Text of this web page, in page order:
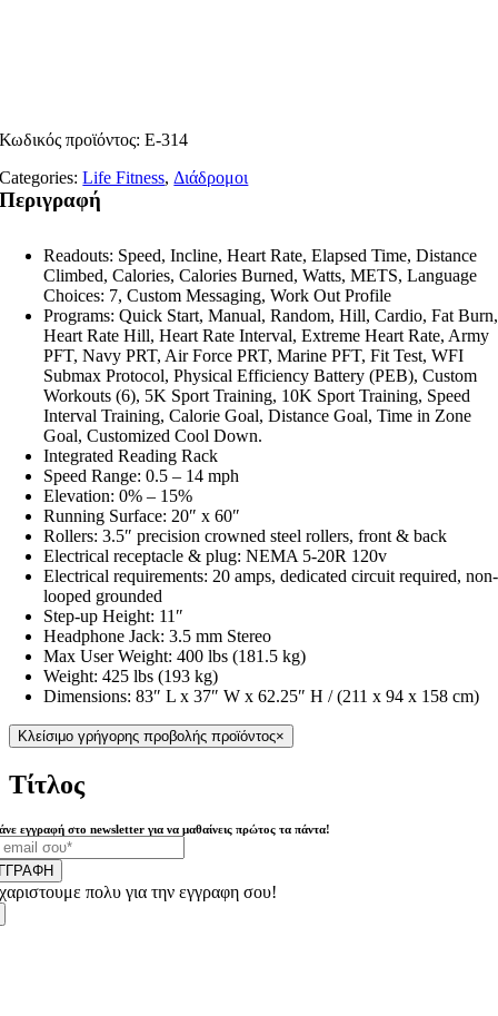
Κωδικός προϊόντος:E-314
Categories:Life Fitness,Διάδρομοι
Περιγραφή
Readouts: Speed, Incline, Heart Rate, Elapsed Time, Distance
Climbed, Calories, Calories Burned, Watts, METS, Language
Choices: 7, Custom Messaging, Work Out Profile
Programs: Quick Start, Manual, Random, Hill, Cardio, Fat Burn,
Heart Rate Hill, Heart Rate Interval, Extreme Heart Rate, Army
PFT, Navy PRT, Air Force PRT, Marine PFT, Fit Test, WFI
Submax Protocol, Physical Efficiency Battery (PEB), Custom
Workouts (6), 5K Sport Training, 10K Sport Training, Speed
Interval Training, Calorie Goal, Distance Goal, Time in Zone
Goal, Customized Cool Down.
Integrated Reading Rack
Speed Range: 0.5 – 14 mph
Elevation: 0% – 15%
Running Surface: 20″ x 60″
Rollers: 3.5″ precision crowned steel rollers, front & back
Electrical receptacle & plug: NEMA 5-20R 120v
Electrical requirements: 20 amps, dedicated circuit required, non-
looped grounded
Step-up Height: 11″
Headphone Jack: 3.5 mm Stereo
Max User Weight: 400 lbs (181.5 kg)
Weight: 425 lbs (193 kg)
Dimensions: 83″ L x 37″ W x 62.25″ H / (211 x 94 x 158 cm)
Κλείσιμο γρήγορης προβολής προϊόντος×
Τίτλος
εγγραφή στο newsletter για να μαθαίνεις πρώτος τα πάντα!
πολυ για την εγγραφη σου!